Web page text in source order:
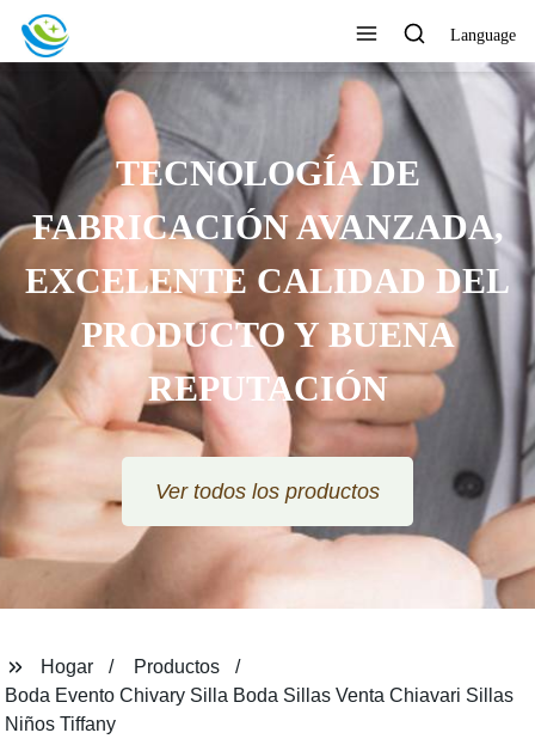
Language
EN EL DISEÑO,
LA PRODUCCIÓN Y LAS
VENTAS COMO UNA
DE CALIDAD
Ver todos los productos
Hogar
Productos
Boda Evento Chivary Silla Boda Sillas Venta Chiavari Sillas
Niños Tiffany